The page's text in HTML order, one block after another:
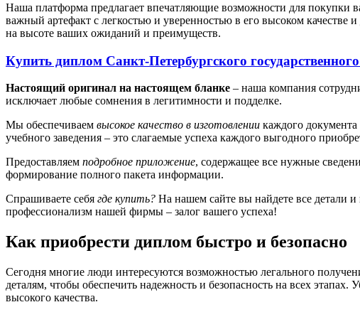
Наша платформа предлагает впечатляющие возможности для покупки
важный артефакт с легкостью и уверенностью в его высоком
на высоте ваших ожиданий и преимуществ.
Купить диплом Санкт-Петербургского
Настоящий оригинал на настоящем бланке – наша компания
исключает любые сомнения в легитимности и подделке.
Мы обеспечиваем высокое качество в изготовлении каждого
учебного заведения – это слагаемые успеха каждого выгодного
Предоставляем подробное приложение, содержащее все нужные
формирование полного пакета информации.
Спрашиваете себя где купить? На нашем сайте вы найдете все детали и
профессионализм нашей фирмы – залог вашего успеха!
Как приобрести диплом быстро и безопасно
Сегодня многие люди интересуются возможностью легального
деталям, чтобы обеспечить надежность и безопасность на всех
высокого качества.